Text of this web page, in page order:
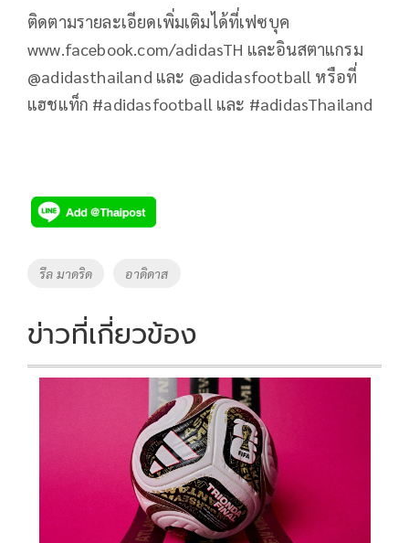
ติดตามรายละเอียดเพิ่มเติมได้ที่เฟซบุค
www.facebook.com/adidasTH และอินสตาแกรม
@adidasthailand และ @adidasfootball หรือที่
แฮชแท็ก #adidasfootball และ #adidasThailand
Tags
รีล มาดริด อาดิดาส
ข่าวที่เกี่ยวข้อง